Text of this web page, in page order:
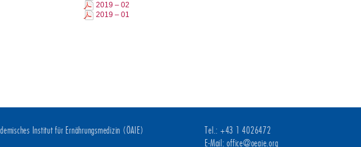
2019 – 02
2019 – 01
Institut für Ernährungsmedizin (ÖAIE)
Tel.: +43 1 4026472
E-Mail:office@oeaie.org